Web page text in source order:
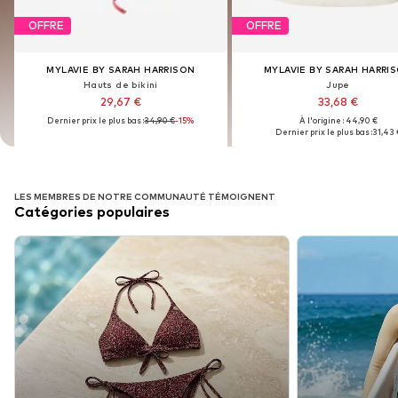
OFFRE
MYLAVIE BY SARAH HARRISON
Hauts de bikini
29,67 €
Dernier prix le plus bas :34,90 €-15%
OFFRE
MYLAVIE BY SARAH
Jupe
33,68 €
À l'origine : 44,90 €
Dernier prix le plus bas :31,43
OFFRE
MYLAVIE BY SARAH HARRISON
Hauts de bikini
29,67 €
Dernier prix le plus bas :34,90 €-15%
OFFRE
MYLAVIE BY SARAH
Jupe
33,68 €
À l'origine : 44,90 €
Dernier prix le plus bas :31,43
LES MEMBRES DE NOTRE COMMUNAUTÉ TÉMOIGNENT
Catégories populaires